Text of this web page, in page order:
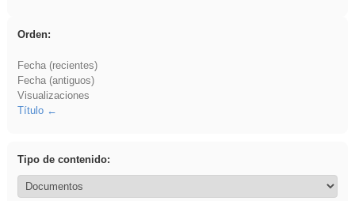
Orden:
Fecha (recientes)
Fecha (antiguos)
Visualizaciones
Título
Tipo de contenido: